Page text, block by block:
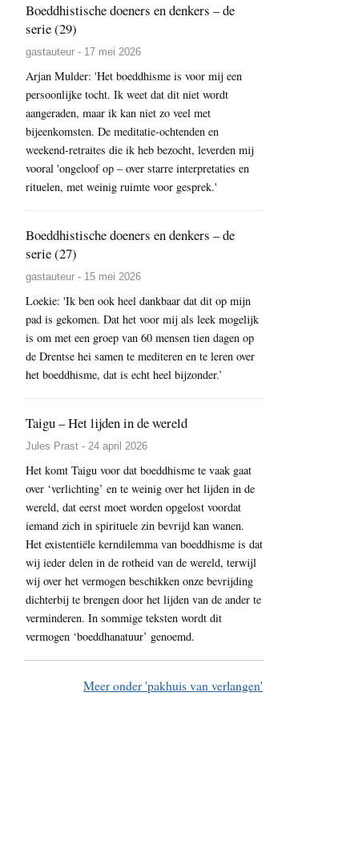
Boeddhistische doeners en denkers – de
serie (29)
gastauteur - 17 mei 2026
Arjan Mulder: 'Het boeddhisme is voor mij een
persoonlijke tocht. Ik weet dat dit niet wordt
aangeraden, maar ik kan niet zo veel met
bijeenkomsten. De meditatie-ochtenden en
weekend-retraites die ik heb bezocht, leverden mij
vooral 'ongeloof op – over starre interpretaties en
rituelen, met weinig ruimte voor gesprek.'
Boeddhistische doeners en denkers – de
serie (27)
gastauteur - 15 mei 2026
Loekie: 'Ik ben ook heel dankbaar dat dit op mijn
pad is gekomen. Dat het voor mij als leek mogelijk
is om met een groep van 60 mensen tien dagen op
de Drentse hei samen te mediteren en te leren over
het boeddhisme, dat is echt heel bijzonder.’
Taigu – Het lijden in de wereld
Jules Prast - 24 april 2026
Het komt Taigu voor dat boeddhisme te vaak gaat
over ‘verlichting’ en te weinig over het lijden in de
wereld, dat eerst moet worden opgelost voordat
iemand zich in spirituele zin bevrijd kan wanen.
Het existentiële kerndilemma van boeddhisme is dat
wij ieder delen in de rotheid van de wereld, terwijl
wij over het vermogen beschikken onze bevrijding
dichterbij te brengen door het lijden van de ander te
verminderen. In sommige teksten wordt dit
vermogen ‘boeddhanatuur’ genoemd.
Meer onder 'pakhuis van verlangen'